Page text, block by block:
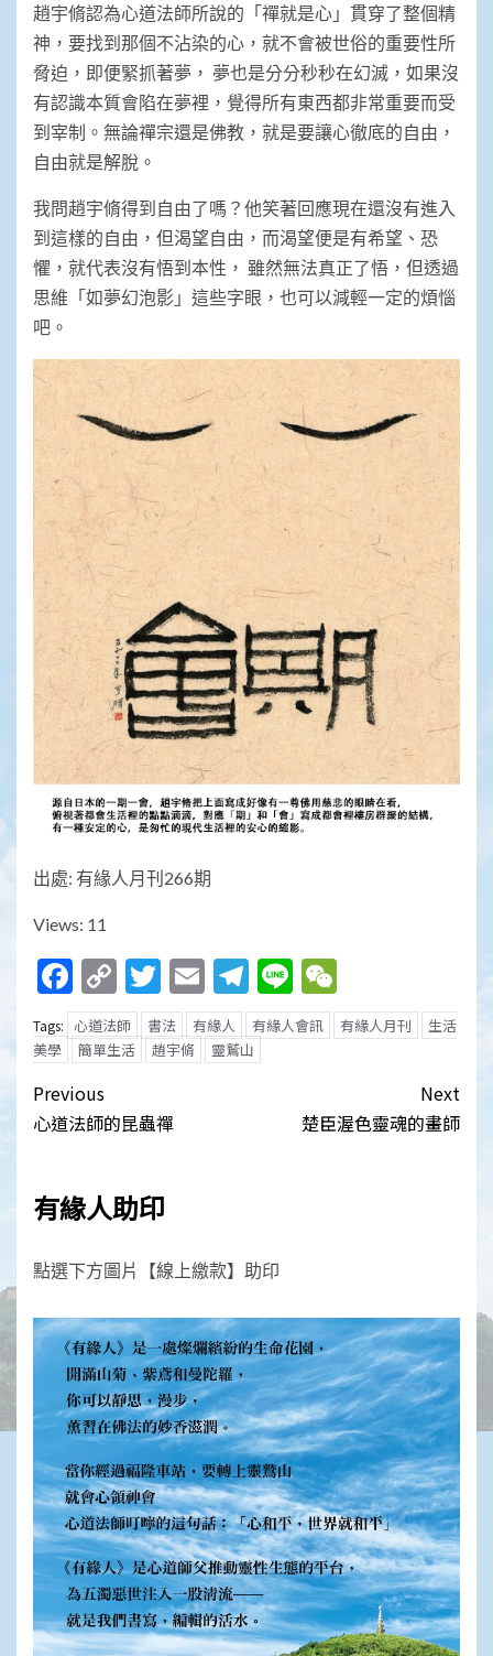
趙宇脩認為心道法師所說的「禪就是心」貫穿了整個精
神，要找到那個不沾染的心，就不會被世俗的重要性所
脅迫，即便緊抓著夢， 夢也是分分秒秒在幻滅，如果沒
有認識本質會陷在夢裡，覺得所有東西都非常重要而受
到宰制。無論禪宗還是佛教，就是要讓心徹底的自由，
自由就是解脫。
我問趙宇脩得到自由了嗎？他笑著回應現在還沒有進入
到這樣的自由，但渴望自由，而渴望便是有希望、恐
懼，就代表沒有悟到本性， 雖然無法真正了悟，但透過
思維「如夢幻泡影」這些字眼，也可以減輕一定的煩惱
吧。
出處: 有緣人月刊266期
Views: 11
Facebook
Copy
Link
Twitter
EmailTelegram
Line
Tags: 心道法師 書法 有緣人 有緣人會訊 有緣人月刊
生活
美學
簡單生活 趙宇脩 靈鷲山
Post
navigation
Previous
心道法師的昆蟲禪
Next
楚臣渥色靈魂的畫師
有緣人助印
點選下方圖片【線上繳款】助印